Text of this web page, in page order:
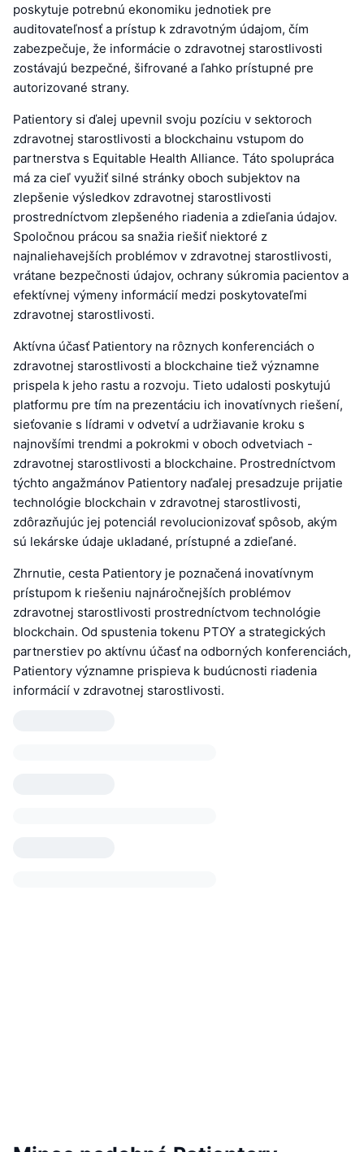
poskytuje potrebnú ekonomiku jednotiek pre
auditovateľnosť a prístup k zdravotným údajom, čím
zabezpečuje, že informácie o zdravotnej starostlivosti
zostávajú bezpečné, šifrované a ľahko prístupné pre
autorizované strany.
Patientory si ďalej upevnil svoju pozíciu v sektoroch
zdravotnej starostlivosti a blockchainu vstupom do
partnerstva s Equitable Health Alliance. Táto spolupráca
má za cieľ využiť silné stránky oboch subjektov na
zlepšenie výsledkov zdravotnej starostlivosti
prostredníctvom zlepšeného riadenia a zdieľania údajov.
Spoločnou prácou sa snažia riešiť niektoré z
najnaliehavejších problémov v zdravotnej starostlivosti,
vrátane bezpečnosti údajov, ochrany súkromia pacientov a
efektívnej výmeny informácií medzi poskytovateľmi
zdravotnej starostlivosti.
Aktívna účasť Patientory na rôznych konferenciách o
zdravotnej starostlivosti a blockchaine tiež významne
prispela k jeho rastu a rozvoju. Tieto udalosti poskytujú
platformu pre tím na prezentáciu ich inovatívnych riešení,
sieťovanie s lídrami v odvetví a udržiavanie kroku s
najnovšími trendmi a pokrokmi v oboch odvetviach -
zdravotnej starostlivosti a blockchaine. Prostredníctvom
týchto angažmánov Patientory naďalej presadzuje prijatie
technológie blockchain v zdravotnej starostlivosti,
zdôrazňujúc jej potenciál revolucionizovať spôsob, akým
sú lekárske údaje ukladané, prístupné a zdieľané.
Zhrnutie, cesta Patientory je poznačená inovatívnym
prístupom k riešeniu najnáročnejších problémov
zdravotnej starostlivosti prostredníctvom technológie
blockchain. Od spustenia tokenu PTOY a strategických
partnerstiev po aktívnu účasť na odborných konferenciách,
Patientory významne prispieva k budúcnosti riadenia
informácií v zdravotnej starostlivosti.